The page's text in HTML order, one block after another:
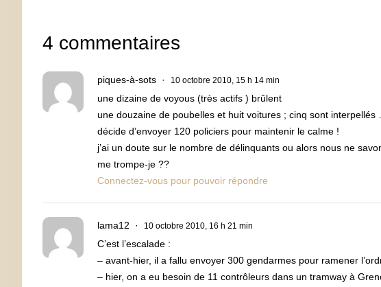
4 commentaires
piques-à-sots 10 octobre 2010, 15 h 14 min
une dizaine de voyous (très actifs ) brûlent
une douzaine de poubelles et huit voitures ; cinq sont
décide d’envoyer 120 policiers pour maintenir le calme !
j’ai un doute sur le nombre de délinquants ou alors nous ne
me trompe-je ??
Connectez-vous pour pouvoir répondre
lama12 10 octobre 2010, 16 h 21 min
C’est l’escalade :
– avant-hier, il a fallu envoyer 300 gendarmes pour ramener
– hier, on a eu besoin de 11 contrôleurs dans un tramway à